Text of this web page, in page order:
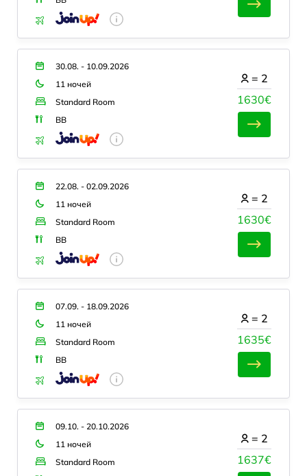
30.08. - 10.09.2026
11 ночей
Standard Room
BB
1630€
= 2
22.08. - 02.09.2026
11 ночей
Standard Room
BB
1630€
= 2
07.09. - 18.09.2026
11 ночей
Standard Room
BB
1635€
= 2
09.10. - 20.10.2026
11 ночей
Standard Room
1637€
= 2